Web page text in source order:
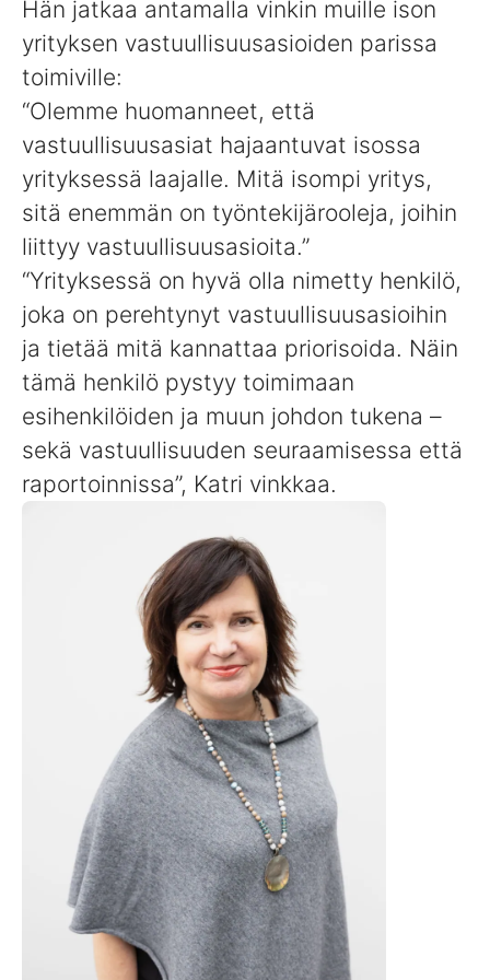
Hän jatkaa antamalla vinkin muille ison
yrityksen vastuullisuusasioiden parissa
toimiville:
“Olemme huomanneet, että
vastuullisuusasiat hajaantuvat isossa
yrityksessä laajalle. Mitä isompi yritys,
sitä enemmän on työntekijärooleja, joihin
liittyy vastuullisuusasioita.”
“Yrityksessä on hyvä olla nimetty henkilö,
joka on perehtynyt vastuullisuusasioihin
ja tietää mitä kannattaa priorisoida. Näin
tämä henkilö pystyy toimimaan
esihenkilöiden ja muun johdon tukena –
sekä vastuullisuuden seuraamisessa että
raportoinnissa”, Katri vinkkaa.